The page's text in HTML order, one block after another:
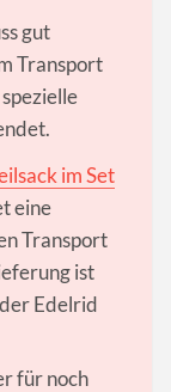
gut
Transport
im Set
eine
Transport
ist
Edelrid
für noch